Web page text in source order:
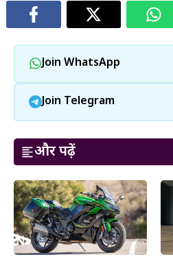
Join WhatsApp
Join Telegram
और पढ़ें